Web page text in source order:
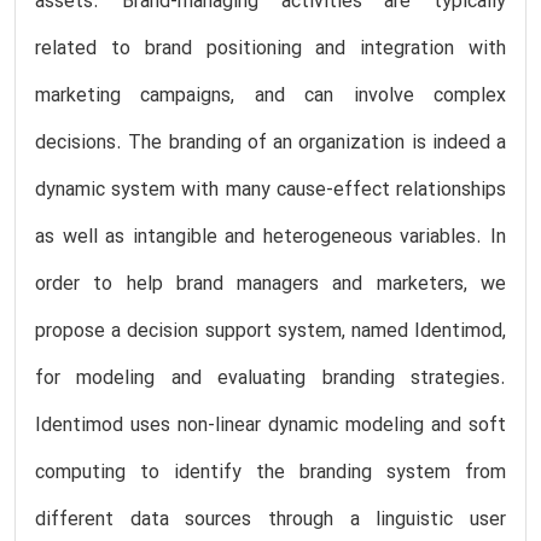
related to brand positioning and integration with
marketing campaigns, and can involve complex
decisions. The branding of an organization is indeed a
dynamic system with many cause-effect relationships
as well as intangible and heterogeneous variables. In
order to help brand managers and marketers, we
propose a decision support system, named Identimod,
for modeling and evaluating branding strategies.
Identimod uses non-linear dynamic modeling and soft
computing to identify the branding system from
different data sources through a linguistic user